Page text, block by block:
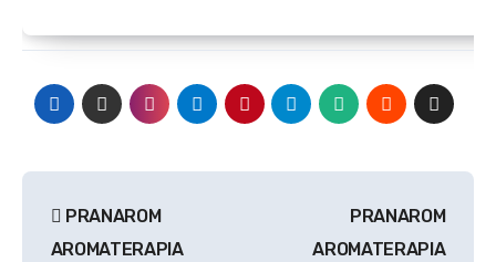
de
PRANAROM
AROMATERAPIA
PRANAROM
AROMATERAPIA